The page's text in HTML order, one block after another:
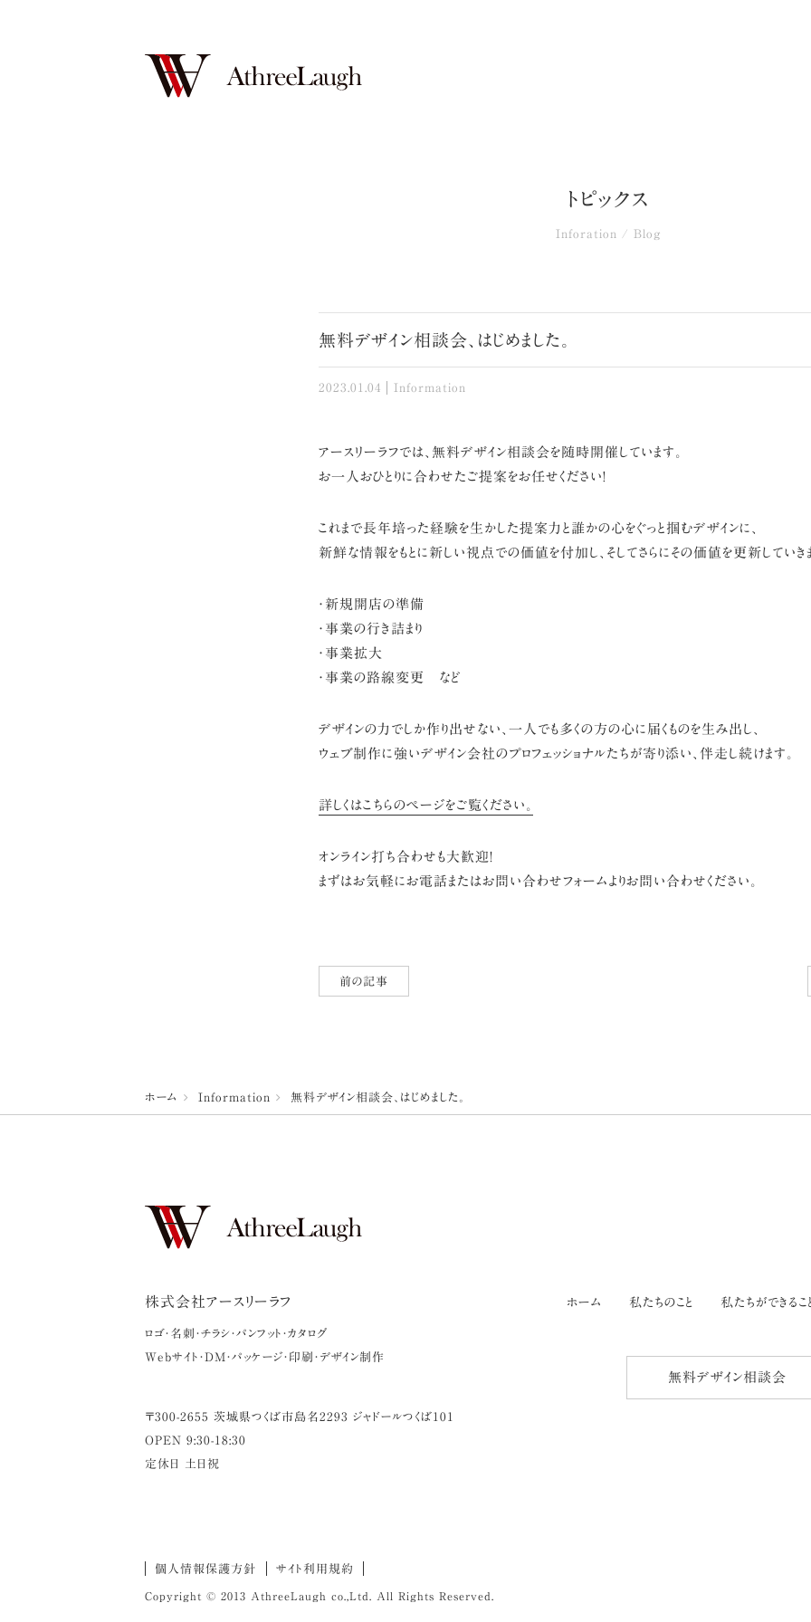
トピックス
Inforation / Blog
無料デザイン相談会、はじめました。
2023.01.04 Information
アースリーラフでは、無料デザイン相談会を随時開催しています。
お一人おひとりに合わせたご提案をお任せください!
これまで長年培った経験を生かした提案力と誰かの心をぐっと掴むデザインに、
新鮮な情報をもとに新しい視点での価値を付加し、そしてさらにその価値を更新していき
・新規開店の準備
・事業の行き詰まり
・事業拡大
・事業の路線変更 など
デザインの力でしか作り出せない、一人でも多くの方の心に届くものを生み出し、
ウェブ制作に強いデザイン会社のプロフェッショナルたちが寄り添い、伴走し続けます。
詳しくはこちらのページをご覧ください。
オンライン打ち合わせも大歓迎！
まずはお気軽にお電話またはお問い合わせフォームよりお問い合わせください。
前の記事
ホーム Information 無料デザイン相談会、はじめました。
株式会社アースリーラフ
ロゴ・名刺・チラシ・パンフット・カタログ
Webサイト・DM・パッケージ・印刷・デザイン制作
〒300-2655 茨城県つくば市島名2293 ジャドールつくば101
OPEN 9:30-18:30
定休日 土日祝
ホーム 私たちのこと 私たちができるこ
無料デザイン相談会
個人情報保護方針 サイト利用規約
Copyright © 2013 AthreeLaugh co.,Ltd. All Rights Reserved.